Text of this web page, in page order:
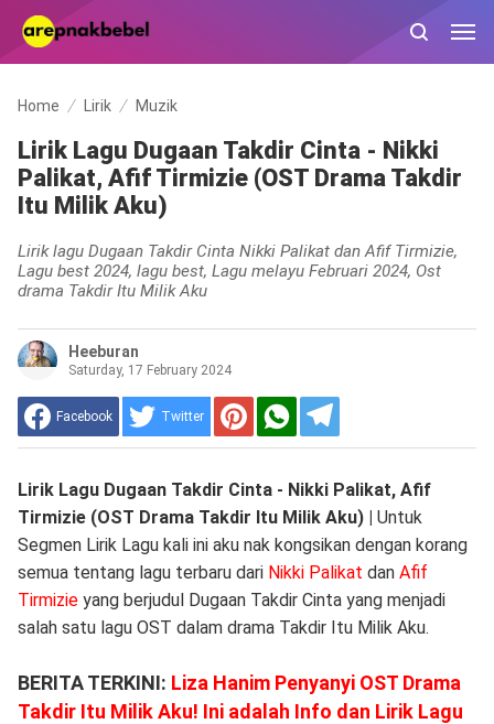
Home Lirik Muzik
Lirik Lagu Dugaan Takdir Cinta - Nikki
Palikat, Afif Tirmizie (OST Drama Takdir
Itu Milik Aku)
Lirik lagu Dugaan Takdir Cinta Nikki Palikat dan Afif Tirmizie,
Lagu best 2024, lagu best, Lagu melayu Februari 2024, Ost
drama Takdir Itu Milik Aku
Heeburan
Saturday, 17 February 2024
Facebook Twitter
Lirik Lagu Dugaan Takdir Cinta - Nikki Palikat, Afif
Tirmizie (OST Drama Takdir Itu Milik Aku) | Untuk
Segmen Lirik Lagu kali ini aku nak kongsikan dengan korang
semua tentang lagu terbaru dari Nikki Palikat dan Afif
Tirmizieyang berjudul Dugaan Takdir Cinta yang menjadi
salah satu lagu OST dalam drama Takdir Itu Milik Aku.
BERITA TERKINI: Liza Hanim Penyanyi OST Drama
Takdir Itu Milik Aku! Ini adalah Info dan Lirik Lagu